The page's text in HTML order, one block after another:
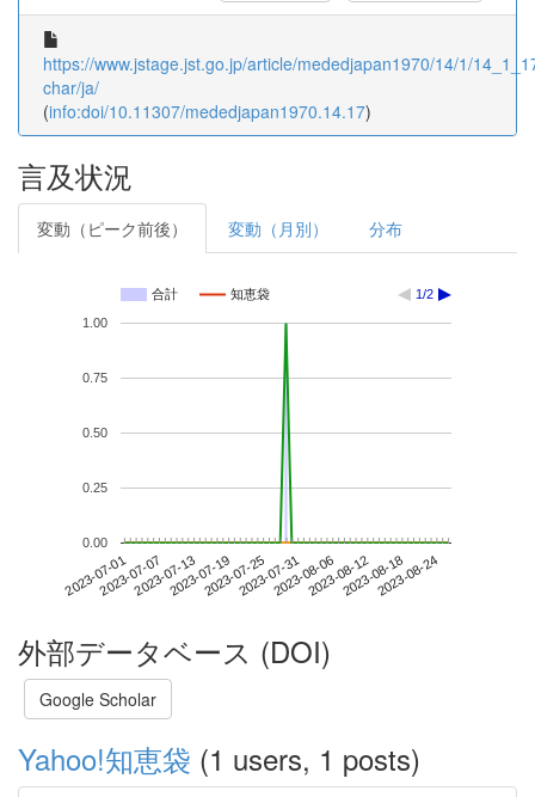
https://www.jstage.jst.go.jp/article/mededjapan1970/14/1/
char/ja/
(info:doi/10.11307/mededjapan1970.14.17)
言及状況
変動（ピーク前後） 変動（月別） 分布
合計 知恵袋 1/2
2023-07-012023-07-072023-07-132023-07-192023-07-252023-07-312023-08-062023-08-122023-08-182023-08-24
0.00
0.25
0.50
0.75
1.00
外部データベース (DOI)
Google Scholar
Yahoo!知恵袋 (1 users, 1 posts)